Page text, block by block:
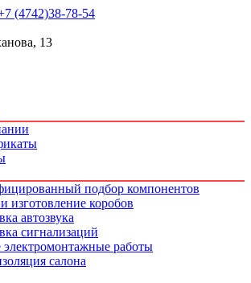
(4742)38-78-54
13
подбор компонентов
изготовление коробов
автозвука
сигнализаций
работы
салона